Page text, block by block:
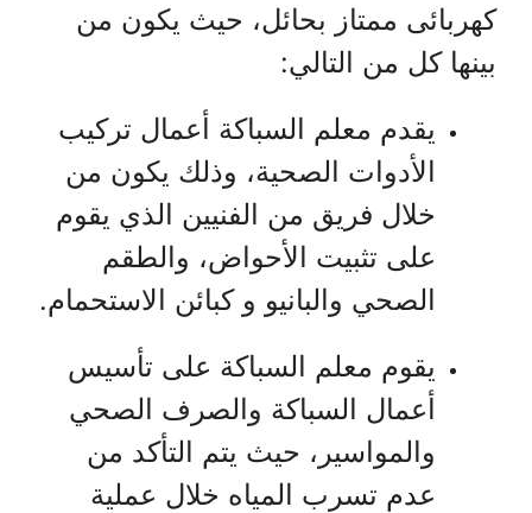
كهربائى ممتاز بحائل، حيث يكون من
بينها كل من التالي:
يقدم معلم السباكة أعمال تركيب
الأدوات الصحية، وذلك يكون من
خلال فريق من الفنيين الذي يقوم
على تثبيت الأحواض، والطقم
الصحي والبانيو و كبائن الاستحمام.
يقوم معلم السباكة على تأسيس
أعمال السباكة والصرف الصحي
والمواسير، حيث يتم التأكد من
عدم تسرب المياه خلال عملية